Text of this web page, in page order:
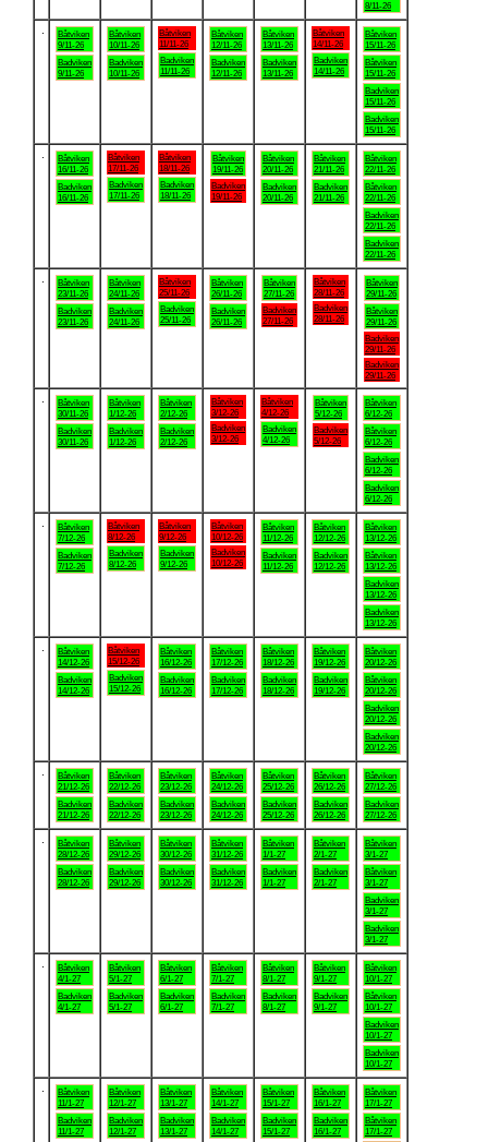
8/11-26
Båtviken
9/11-26
Badviken
9/11-26
Båtviken
10/11-26
Badviken
10/11-26
Båtviken
11/11-26
Badviken
11/11-26
Båtviken
12/11-26
Badviken
12/11-26
Båtviken
13/11-26
Badviken
13/11-26
Båtviken
14/11-26
Badviken
14/11-26
Båtviken
15/11-26
Båtviken
15/11-26
Badviken
15/11-26
Badviken
15/11-26
Båtviken
16/11-26
Badviken
16/11-26
Båtviken
17/11-26
Badviken
17/11-26
Båtviken
18/11-26
Badviken
18/11-26
Båtviken
19/11-26
Badviken
19/11-26
Båtviken
20/11-26
Badviken
20/11-26
Båtviken
21/11-26
Badviken
21/11-26
Båtviken
22/11-26
Båtviken
22/11-26
Badviken
22/11-26
Badviken
22/11-26
Båtviken
23/11-26
Badviken
23/11-26
Båtviken
24/11-26
Badviken
24/11-26
Båtviken
25/11-26
Badviken
25/11-26
Båtviken
26/11-26
Badviken
26/11-26
Båtviken
27/11-26
Badviken
27/11-26
Båtviken
28/11-26
Badviken
28/11-26
Båtviken
29/11-26
Båtviken
29/11-26
Badviken
29/11-26
Badviken
29/11-26
Båtviken
30/11-26
Badviken
30/11-26
Båtviken
1/12-26
Badviken
1/12-26
Båtviken
2/12-26
Badviken
2/12-26
Båtviken
3/12-26
Badviken
3/12-26
Båtviken
4/12-26
Badviken
4/12-26
Båtviken
5/12-26
Badviken
5/12-26
Båtviken
6/12-26
Båtviken
6/12-26
Badviken
6/12-26
Badviken
6/12-26
Båtviken
7/12-26
Badviken
7/12-26
Båtviken
8/12-26
Badviken
8/12-26
Båtviken
9/12-26
Badviken
9/12-26
Båtviken
10/12-26
Badviken
10/12-26
Båtviken
11/12-26
Badviken
11/12-26
Båtviken
12/12-26
Badviken
12/12-26
Båtviken
13/12-26
Båtviken
13/12-26
Badviken
13/12-26
Badviken
13/12-26
Båtviken
14/12-26
Badviken
14/12-26
Båtviken
15/12-26
Badviken
15/12-26
Båtviken
16/12-26
Badviken
16/12-26
Båtviken
17/12-26
Badviken
17/12-26
Båtviken
18/12-26
Badviken
18/12-26
Båtviken
19/12-26
Badviken
19/12-26
Båtviken
20/12-26
Båtviken
20/12-26
Badviken
20/12-26
Badviken
20/12-26
Båtviken
21/12-26
Badviken
21/12-26
Båtviken
22/12-26
Badviken
22/12-26
Båtviken
23/12-26
Badviken
23/12-26
Båtviken
24/12-26
Badviken
24/12-26
Båtviken
25/12-26
Badviken
25/12-26
Båtviken
26/12-26
Badviken
26/12-26
Båtviken
27/12-26
Badviken
27/12-26
Båtviken
28/12-26
Badviken
28/12-26
Båtviken
29/12-26
Badviken
29/12-26
Båtviken
30/12-26
Badviken
30/12-26
Båtviken
31/12-26
Badviken
31/12-26
Båtviken
1/1-27
Badviken
1/1-27
Båtviken
2/1-27
Badviken
2/1-27
Båtviken
3/1-27
Båtviken
3/1-27
Badviken
3/1-27
Badviken
3/1-27
Båtviken
4/1-27
Badviken
4/1-27
Båtviken
5/1-27
Badviken
5/1-27
Båtviken
6/1-27
Badviken
6/1-27
Båtviken
7/1-27
Badviken
7/1-27
Båtviken
8/1-27
Badviken
8/1-27
Båtviken
9/1-27
Badviken
9/1-27
Båtviken
10/1-27
Båtviken
10/1-27
Badviken
10/1-27
Badviken
10/1-27
Båtviken
11/1-27
Badviken
11/1-27
Båtviken
12/1-27
Badviken
12/1-27
Båtviken
13/1-27
Badviken
13/1-27
Båtviken
14/1-27
Badviken
14/1-27
Båtviken
15/1-27
Badviken
15/1-27
Båtviken
16/1-27
Badviken
16/1-27
Båtviken
17/1-27
Båtviken
17/1-27